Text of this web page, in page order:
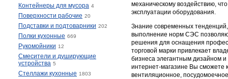
механическому воздействию,
эксплуатации оборудования.
Знание современных
выполнение норм СЭС
решения для оснащения
торговой марки привлекает
бизнеса элегантным дизайном
интернет-магазине Вы сможете
вентиляционное,
Контейнеры для мусора 4
Поверхности рабочие 20
Подставки и подтоварники 202
Полки кухонные 669
Рукомойники 12
Смесители и душирующие
устройства 5
Стеллажи кухонные 1803